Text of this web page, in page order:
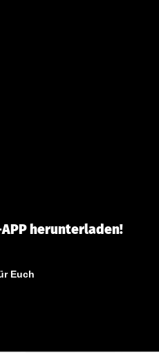
APP herunterladen!
Euch